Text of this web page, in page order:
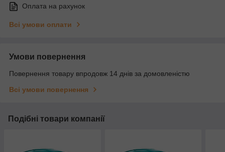
Оплата на рахунок
Всі умови оплати
Умови повернення
Повернення товару впродовж 14 днів за домовленістю
Всі умови повернення
Подібні товари компанії